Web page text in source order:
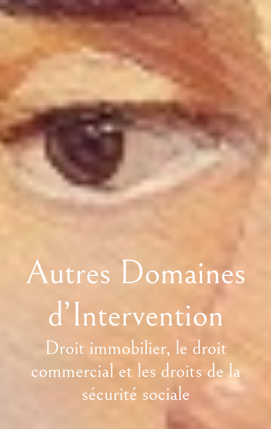
Autres Domaines
d’Intervention
Droit immobilier, le droit
commercial et les droits de la
sécurité sociale